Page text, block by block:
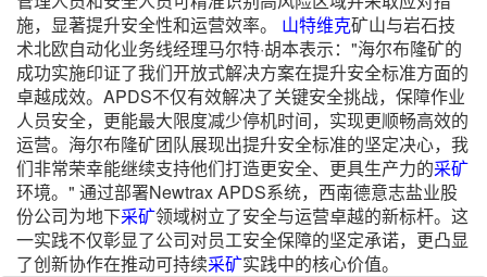
施，显著提升安全性和运营效率。 山特维克矿山与岩石技
术北欧自动化业务线经理马尔特·胡本表示："海尔布隆矿的
成功实施印证了我们开放式解决方案在提升安全标准方面的
卓越成效。APDS不仅有效解决了关键安全挑战，保障作业
人员安全，更能最大限度减少停机时间，实现更顺畅高效的
运营。海尔布隆矿团队展现出提升安全标准的坚定决心，我
们非常荣幸能继续支持他们打造更安全、更具生产力的采矿
环境。" 通过部署Newtrax APDS系统，西南德意志盐业股
份公司为地下采矿领域树立了安全与运营卓越的新标杆。这
一实践不仅彰显了公司对员工安全保障的坚定承诺，更凸显
了创新协作在推动可持续采矿实践中的核心价值。